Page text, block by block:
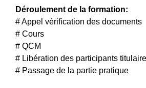
Déroulement de la formation:
# Appel vérification des documents
# Cours
# QCM
# Libération des participants
# Passage de la partie pratique